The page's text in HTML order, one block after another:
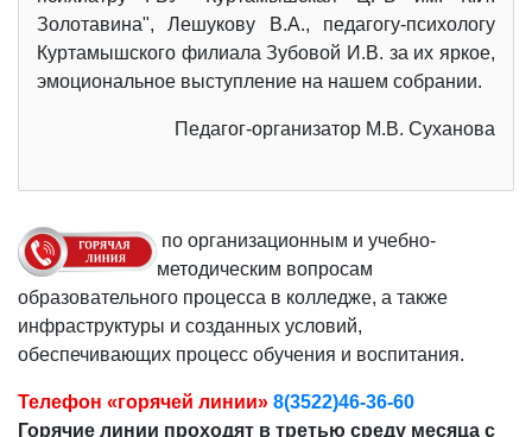
Золотавина", Лешукову В.А., педагогу-психологу
Куртамышского филиала Зубовой И.В. за их яркое,
эмоциональное выступление на нашем собрании.
Педагог-организатор М.В. Суханова
по организационным и учебно-
методическим вопросам
образовательного процесса в колледже, а также
инфраструктуры и созданных условий,
обеспечивающих процесс обучения и воспитания.
Телефон «горячей линии» 8(3522)46-36-60
Горячие линии проходят в третью среду месяца с